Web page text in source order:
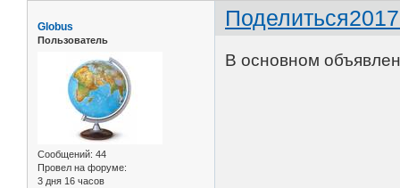
Поделиться
Globus
Пользователь
Сообщений: 44
Провел на форуме:
3 дня 16 часов
В основном